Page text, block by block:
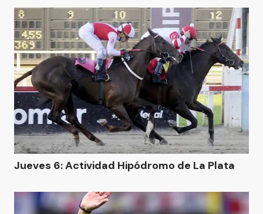
Jueves 6: Actividad Hipódromo de La Plata